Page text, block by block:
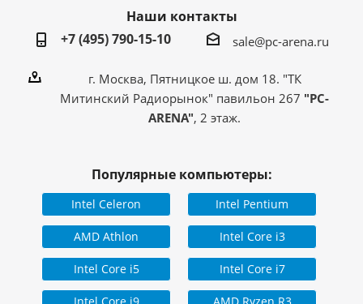
Наши контакты
+7 (495) 790-15-10
sale@pc-arena.ru
г. Москва, Пятницкое ш. дом 18. "ТК
Митинский Радиорынок" павильон 267 "PC-
ARENA", 2 этаж.
Популярные компьютеры:
Intel Celeron Intel Pentium
AMD Athlon Intel Core i3
Intel Core i5 Intel Core i7